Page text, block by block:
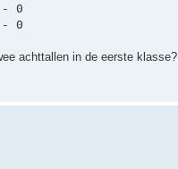
- 0
- 0
achttallen in de eerste klasse?